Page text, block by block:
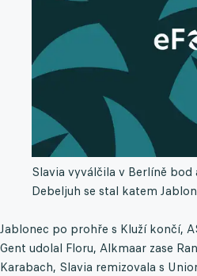
Slavia vyválčila v Berlíně bod
Debeljuh se stal katem
Jablonec po prohře s Kluží končí,
Gent udolal Floru, Alkmaar zase
Karabach, Slavia remizovala s